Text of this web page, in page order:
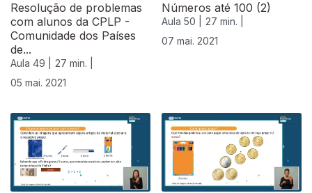
Resolução de problemas
com alunos da CPLP -
Comunidade dos Países
de...
Aula 49 |
27 min. |
05 mai. 2021
Números até 100 (2)
Aula 50 |
27 min. |
07 mai. 2021